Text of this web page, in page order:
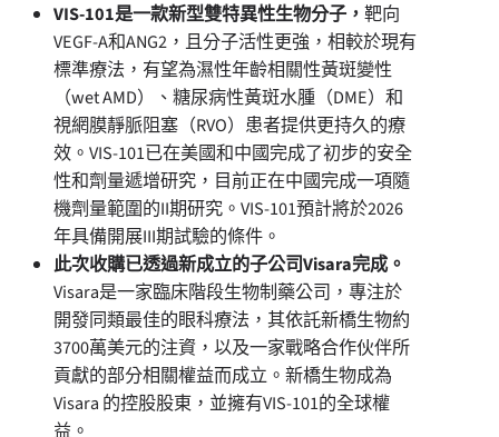
VIS-101是一款新型雙特異性生物分子， 靶向
VEGF-A和ANG2，且分子活性更強，相較於現有
標準療法，有望為濕性年齡相關性黃斑變性
（wet AMD）、糖尿病性黃斑水腫（DME）和
視網膜靜脈阻塞（RVO）患者提供更持久的療
效。VIS-101已在美國和中國完成了初步的安全
性和劑量遞增研究，目前正在中國完成一項隨
機劑量範圍的II期研究。VIS-101預計將於2026
年具備開展III期試驗的條件。
此次收購已透過新成立的子公司Visara完成。
Visara是一家臨床階段生物制藥公司，專注於
開發同類最佳的眼科療法，其依託新橋生物約
3700萬美元的注資，以及一家戰略合作伙伴所
貢獻的部分相關權益而成立。新橋生物成為
Visara 的控股股東，並擁有VIS-101的全球權
益。